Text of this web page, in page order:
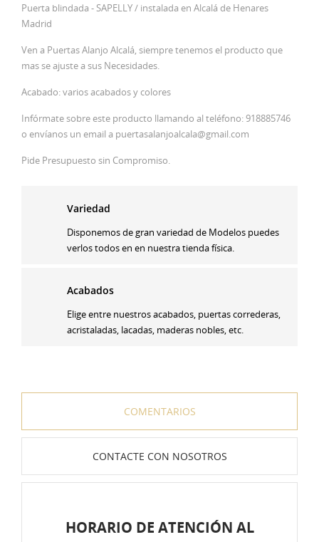
Puerta blindada - SAPELLY / instalada en Alcalá de Henares
Madrid
Ven a Puertas Alanjo Alcalá, siempre tenemos el producto que
mas se ajuste a sus Necesidades.
Acabado: varios acabados y colores
Infórmate sobre este producto llamando al teléfono: 918885746
o envíanos un email a puertasalanjoalcala@gmail.com
Pide Presupuesto sin Compromiso.
Variedad
Disponemos de gran variedad de Modelos puedes
verlos todos en en nuestra tienda física.
Acabados
Elige entre nuestros acabados, puertas correderas,
acristaladas, lacadas, maderas nobles, etc.
COMENTARIOS
CONTACTE CON NOSOTROS
HORARIO DE ATENCIÓN AL